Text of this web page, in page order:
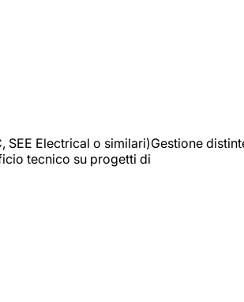
Electrical o similari)Gestione
tecnico su progetti di